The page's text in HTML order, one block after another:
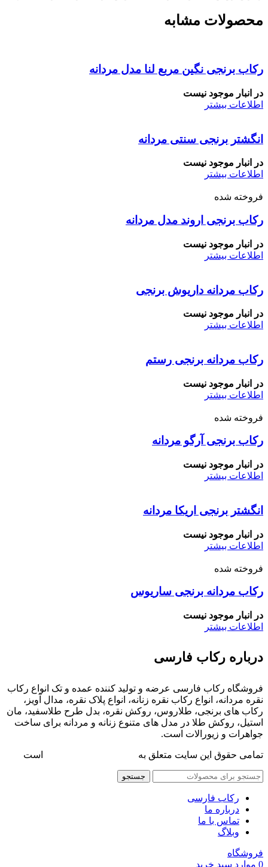
محصولات مشابه
رکاب برنجی نگین مربع لنا مدل مردانه
در انبار موجود نیست
اطلاعات بیشتر
انگشتر برنجی سنتی مردانه
در انبار موجود نیست
اطلاعات بیشتر
فروخته شده
رکاب برنجی اروند مدل مردانه
در انبار موجود نیست
اطلاعات بیشتر
رکاب مردانه داریوش برنجی
در انبار موجود نیست
اطلاعات بیشتر
رکاب مردانه برنجی رستم
در انبار موجود نیست
اطلاعات بیشتر
فروخته شده
رکاب برنجی آرگو مردانه
در انبار موجود نیست
اطلاعات بیشتر
انگشتر برنجی اریکا مردانه
در انبار موجود نیست
اطلاعات بیشتر
فروخته شده
رکاب مردانه برنجی ساریوس
در انبار موجود نیست
اطلاعات بیشتر
درباره رکاب فارسی
فروشگاه رکاب فارسی عرضه و تولید کننده عمده و تک انواع رکاب
نقره مردانه، انواع رکاب نقره زنانه، انواع پلاک نقره، مدال آویز،
رکاب های برنجی، طلاروس، روکش نقره، بدل طرح طلاسفید، مان
استیل، روکش طلا در مدل های متنوع زنانه و مردانه برای ساخت
جواهرات و زیورالات است.
تمامی حقوق این سایت متعلق به است
جستجو
رکاب فارسی
درباره ما
تماس با ما
وبلاگ
فروشگاه
0 موارد سبد خرید